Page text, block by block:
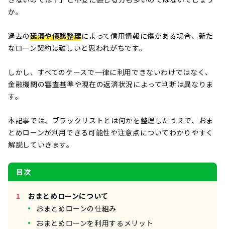
か。
過去の延滞や債務整理によって信用情報に傷がある場合、新た
なローン契約は難しいと思われがちです。
しかし、すべてのケースで一律に利用できないわけではなく、
金融機関の審査基準や現在の返済状況によって判断は異なりま
す。
本記事では、ブラックリストとは何かを整理したうえで、おま
とめローンが利用できる可能性や注意点についてわかりやすく
解説していきます。
目次
おまとめローンについて
おまとめローンの仕組み
おまとめローンを利用するメリット